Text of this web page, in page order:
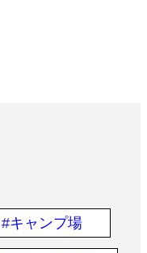
キャンプ場